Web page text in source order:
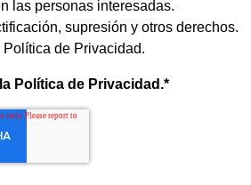
las personas interesadas.
supresión y otros derechos.
Política de Privacidad.
Política de Privacidad.*